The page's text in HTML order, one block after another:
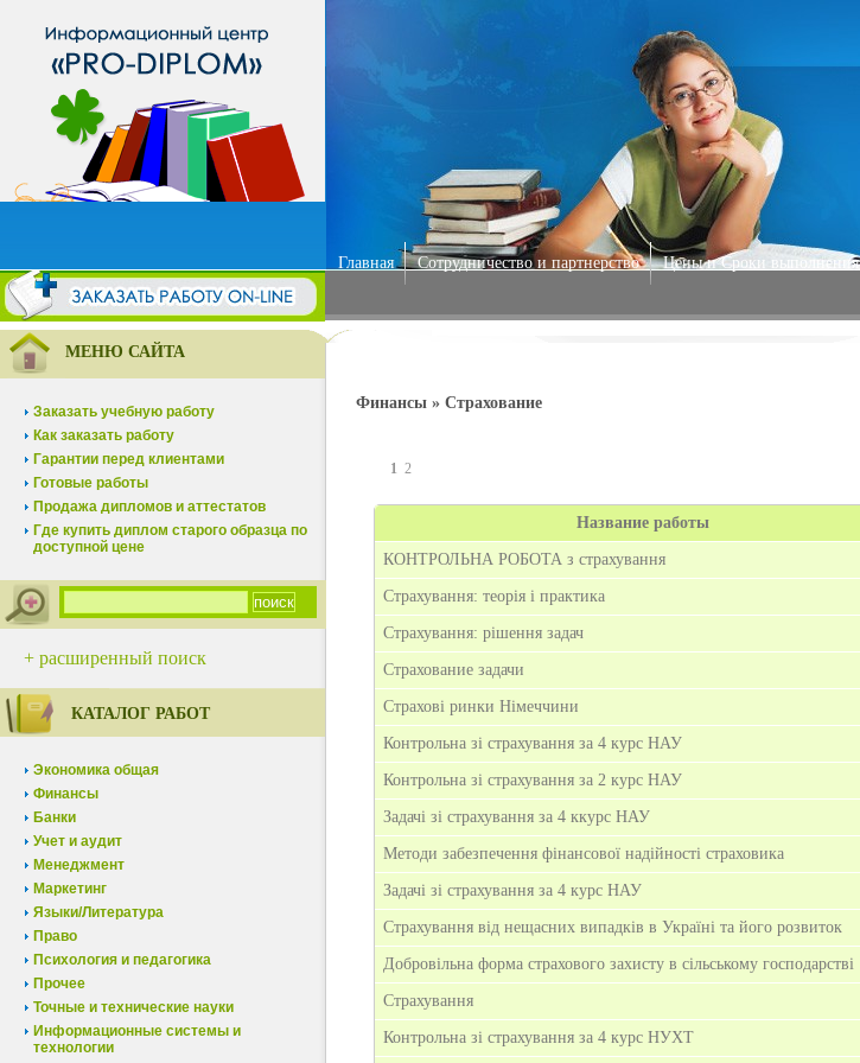
Главная Сотрудничество и партнерство Цены и Сроки выполнения
МЕНЮ САЙТА
Заказать учебную работу
Как заказать работу
Гарантии перед клиентами
Готовые работы
Продажа дипломов и аттестатов
Где купить диплом старого образца по
доступной цене
+ расширенный поиск
КАТАЛОГ РАБОТ
Экономика общая
Финансы
Банки
Учет и аудит
Менеджмент
Маркетинг
Языки/Литература
Право
Психология и педагогика
Прочее
Точные и технические науки
Информационные системы и
технологии
Финансы » Страхование
1 2
Название работы
КОНТРОЛЬНА РОБОТА з страхування
Страхування: теорія і практика
Страхування: рішення задач
Страхование задачи
Страхові ринки Німеччини
Контрольна зі страхування за 4 курс НАУ
Контрольна зі страхування за 2 курс НАУ
Задачі зі страхування за 4 ккурс НАУ
Методи забезпечення фінансової надійності страховика
Задачі зі страхування за 4 курс НАУ
Страхування від нещасних випадків в Україні та його розвиток
Добровільна форма страхового захисту в сільському господарстві
Страхування
Контрольна зі страхування за 4 курс НУХТ